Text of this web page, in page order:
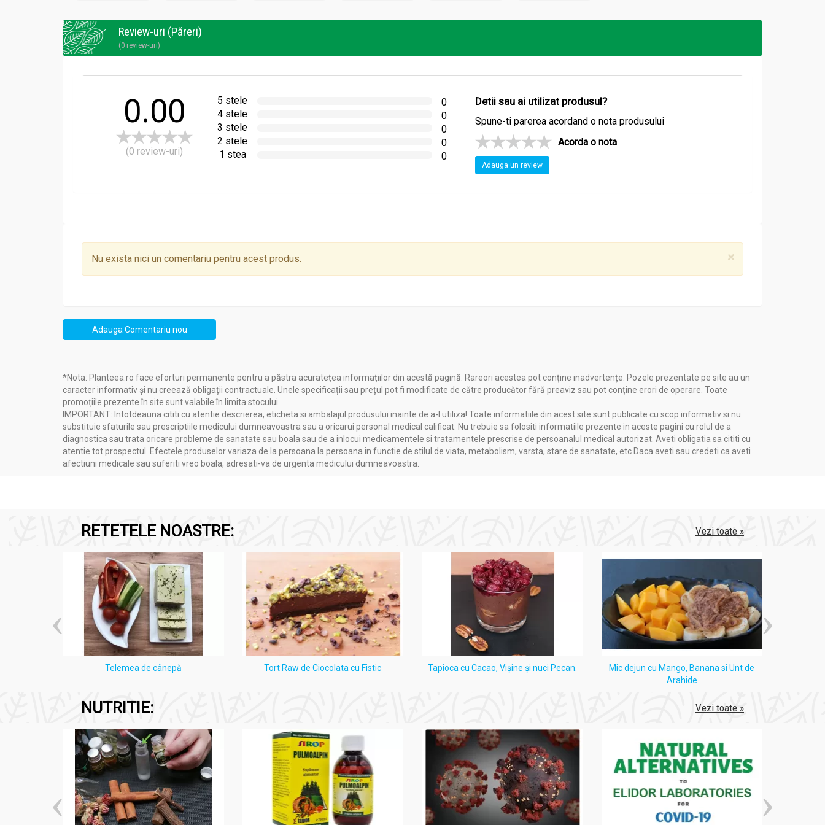
Cumarine: susțin circulația și au efect antispastic
Mucilagii: protejează mucoasele digestive și respiratorii
Un leac naturistesențial în orice casă, cu tradiție terapeutică dovedită, ce susține digestia, relaxarea și protecția organismului în mod delicat și eficient.
Compania pune accent pe calitatea și puritatea materiilor prime, garantând că acestea provin din zone nepoluate. AromaPlant se bazează pe o tradiție
îndelungată de utilizare a plantelor medicinale, oferind o gamă variată de remedii naturiste sub formă de ceaiuri, tincturi și alte produse fitoterapeutice.
Planteea, o sursă de încredere în domeniul nutriției și sănătății, recomandă cu încredere produseleBonchispentru calitatea lor superioară și angajamentul
față de sănătatea consumatorilor.
Compozitie
Ceai musetel 60g - BONCHIS
Mușețel (Chamomilla recutita) 100%
Nu conține: pesticide, coloranți, aditivi, conservanți sau arome.
Produs100% românesc.
Ceai musetel 60g - BONCHIS
Beneficii:
Ameliorează crizele digestive, balonările și crampele abdominale
Calmează iritațiile gastrice și reduce aciditatea stomacală
Susține buna funcționare a ficatului și a sistemului urinar
Review-uri (Păreri)
(0 review-uri)
0.00
(0 review-uri)
5 stele
0
4 stele
0
3 stele
0
2 stele
0
1 stea
0
Detii sau ai utilizat produsul?
Spune-ti parerea acordand o nota produsului
Acorda o nota
Adauga un review
×
Nu exista nici un comentariu pentru acest produs.
Adauga Comentariu nou
*Nota: Planteea.ro face eforturi permanente pentru a păstra acuratețea informațiilor din acestă pagină. Rareori acestea pot conține inadvertențe. Pozele prezentate pe site au un
caracter informativ și nu creează obligații contractuale. Unele specificații sau prețul pot fi modificate de către producător fără preaviz sau pot conține erori de operare. Toate
promoțiile prezente în site sunt valabile în limita stocului.
IMPORTANT: Intotdeauna cititi cu atentie descrierea, eticheta si ambalajul produsului inainte de a-l utiliza! Toate informatiile din acest site sunt publicate cu scop informativ si nu
substituie sfaturile sau prescriptiile medicului dumneavoastra sau a oricarui personal medical calificat. Nu trebuie sa folositi informatiile prezente in aceste pagini cu rolul de a
diagnostica sau trata oricare probleme de sanatate sau boala sau de a inlocui medicamentele si tratamentele prescrise de persoanalul medical autorizat. Aveti obligatia sa cititi cu
atentie tot prospectul. Efectele produselor variaza de la persoana la persoana in functie de stilul de viata, metabolism, varsta, stare de sanatate, etc Daca aveti sau credeti ca aveti
afectiuni medicale sau suferiti vreo boala, adresati-va de urgenta medicului dumneavoastra.
RETETELE NOASTRE: Vezi toate »
Telemea de cânepă Tort Raw de Ciocolata cu Fistic Tapioca cu Cacao, Vişine şi nuci Pecan.
Mic dejun cu Mango, Banana si Unt de
Arahide
NUTRITIE: Vezi toate »